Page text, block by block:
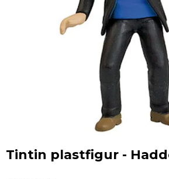
Tintin plastfigur -